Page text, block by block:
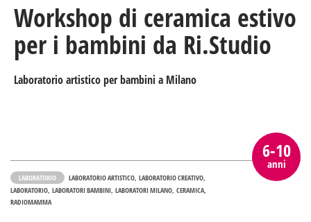
Workshop di ceramica estivo
per i bambini da Ri.Studio
Laboratorio artistico per bambini a Milano
6-10
anni
LABORATORIO LABORATORIO ARTISTICO LABORATORIO CREATIVO
LABORATORIO LABORATORI BAMBINI LABORATORI MILANO CERAMICA
RADIOMAMMA